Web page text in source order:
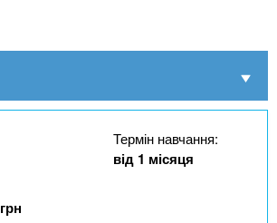
Приватні школи
Термін навчання:
від 1 місяця
грн